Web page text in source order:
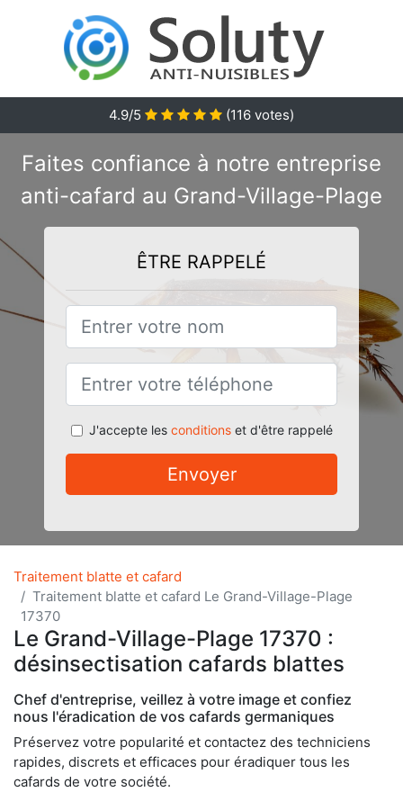
4.9/5 (116 votes)
Faites confiance à notre entreprise
anti-cafard au Grand-Village-Plage
ÊTRE RAPPELÉ
J'accepte les conditionset d'être rappelé
Envoyer
Traitement blatte et cafard
Traitement blatte et cafard Le Grand-Village-Plage
17370
Le Grand-Village-Plage 17370 :
désinsectisation cafards blattes
Chef d'entreprise, veillez à votre image et confiez
nous l'éradication de vos cafards germaniques
Préservez votre popularité et contactez des techniciens
rapides, discrets et efficaces pour éradiquer tous les
cafards de votre société.